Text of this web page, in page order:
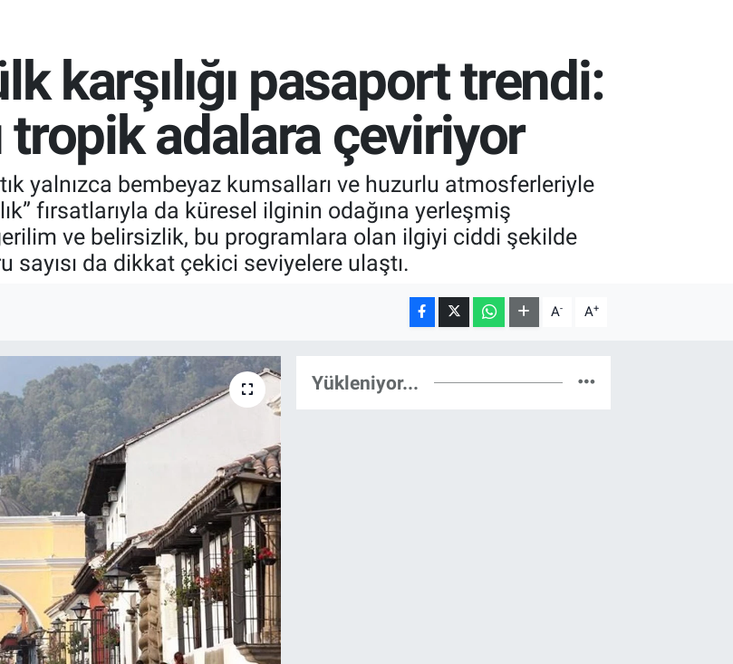
karşılığı pasaport trendi:
tropik adalara çeviriyor
yalnızca bembeyaz kumsalları ve huzurlu atmosferleriyle
fırsatlarıyla da küresel ilginin odağına yerleşmiş
ve belirsizlik, bu programlara olan ilgiyi ciddi şekilde
sayısı da dikkat çekici seviyelere ulaştı.
A- A+
Yükleniyor...